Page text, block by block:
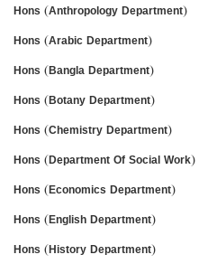
Hons (Anthropology Department)
Hons (Arabic Department)
Hons (Bangla Department)
Hons (Botany Department)
Hons (Chemistry Department)
Hons (Department Of Social Work)
Hons (Economics Department)
Hons (English Department)
Hons (History Department)